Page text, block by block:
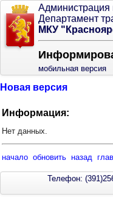
Администрация
Департамент
МКУ
мобильная версия
Новая версия
Информация:
Нет данных.
начало обновить назад
Телефон: